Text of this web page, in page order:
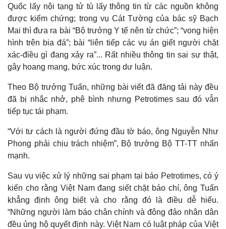
Quốc lấy nội tạng tử tù lấy thông tin từ các nguồn không
được kiểm chứng; trong vụ Cát Tường của bác sỹ Bạch
Mai thì đưa ra bài “Bộ trưởng Y tế nên từ chức”; “vong hiện
hình trên bia đá”; bài “liên tiếp các vụ án giết người chặt
xác-điều gì đang xảy ra”... Rất nhiều thông tin sai sự thật,
gây hoang mang, bức xúc trong dư luận.
Theo Bộ trưởng Tuấn, những bài viết đã đăng tải này đều
đã bị nhắc nhở, phê bình nhưng Petrotimes sau đó vẫn
tiếp tục tái phạm.
“Với tư cách là người đứng đầu tờ báo, ông Nguyễn Như
Phong phải chịu trách nhiệm”, Bộ trưởng Bộ TT-TT nhấn
mạnh.
Sau vụ việc xử lý những sai phạm tại báo Petrotimes, có ý
kiến cho rằng Việt Nam đang siết chặt báo chí, ông Tuấn
khẳng định ông biết và cho rằng đó là điều dễ hiểu.
“Những người làm báo chân chính và đông đảo nhân dân
đều ủng hộ quyết định này. Việt Nam có luật pháp của Việt